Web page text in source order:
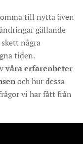
till nytta även
gällande
några
tiden.
våra erfarenheter
och hur dessa
vi har fått från